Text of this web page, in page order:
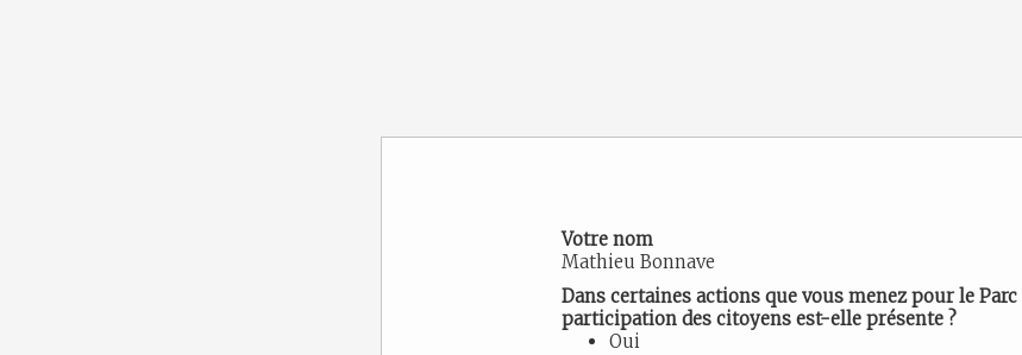
Votre nom
Mathieu Bonnave
Dans certaines actions que vous menez pour le
participation des citoyens est-elle présente ?
Oui